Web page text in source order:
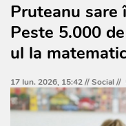
Pruteanu sare
Peste 5.000
ul la
17 Iun. 2026, 15:42 //Social//